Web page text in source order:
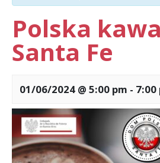
Polska
Santa Fe
01/06/2024 @ 5:00 pm - 7:00